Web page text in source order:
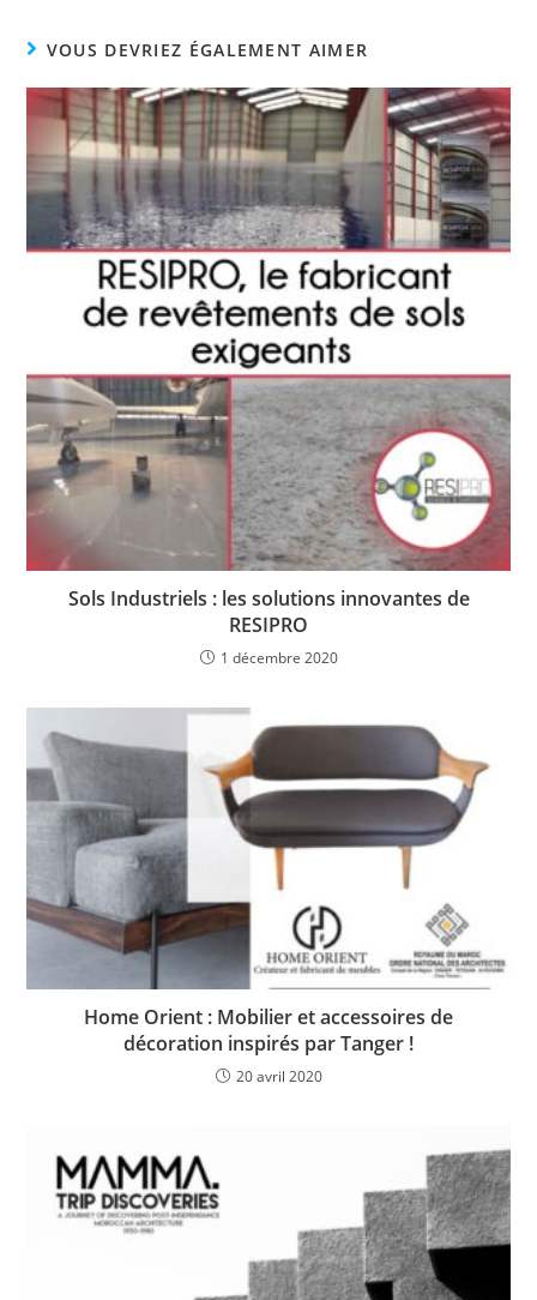
VOUS DEVRIEZ ÉGALEMENT AIMER
Sols Industriels : les solutions innovantes de
RESIPRO
1 décembre 2020
Home Orient : Mobilier et accessoires de
décoration inspirés par Tanger !
20 avril 2020